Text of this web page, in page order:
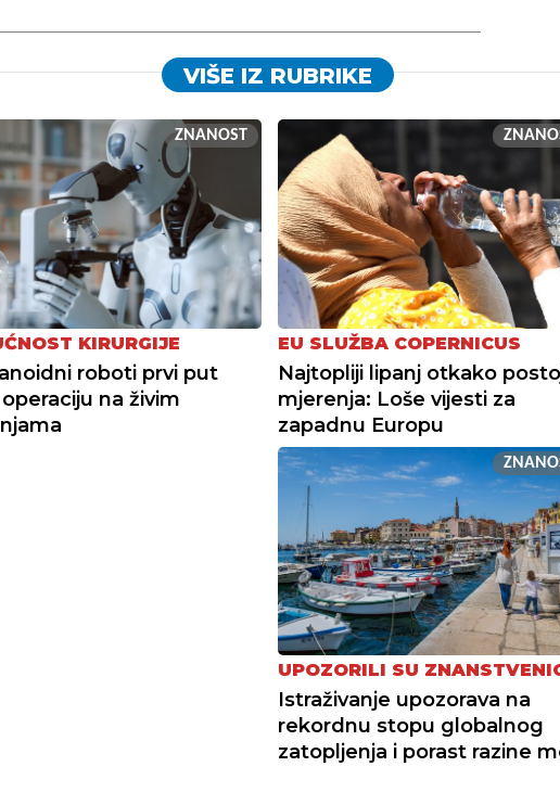
VIŠE IZ RUBRIKE
ZNANOST
KIRURGIJE
roboti prvi put
na živim
EU SLUŽBA COPERNICUS
Najtopliji lipanj otkako
mjerenja: Loše vijesti za
zapadnu Europu
UPOZORILI SU
Istraživanje upozorava na
rekordnu stopu globalnog
zatopljenja i porast razine